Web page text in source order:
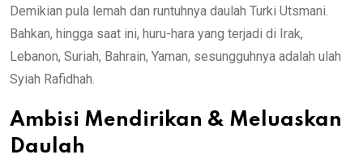
Demikian pula lemah dan runtuhnya daulah Turki Utsmani.
Bahkan, hingga saat ini, huru-hara yang terjadi di Irak,
Lebanon, Suriah, Bahrain, Yaman, sesungguhnya adalah ulah
Syiah Rafidhah.
Ambisi Mendirikan & Meluaskan
Daulah